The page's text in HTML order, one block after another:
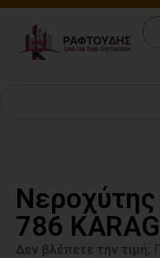
Νεροχύτης
786
Δεν βλέπετε την τιμή;